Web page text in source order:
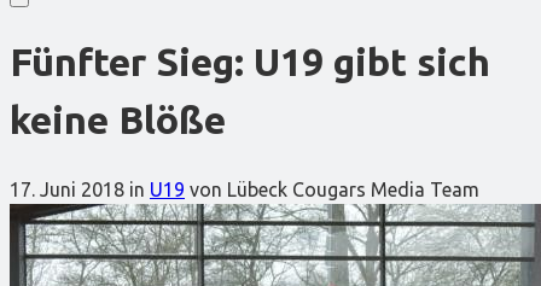
Fünfter Sieg: U19 gibt sich
keine Blöße
17. Juni 2018 in U19 von Lübeck Cougars Media Team